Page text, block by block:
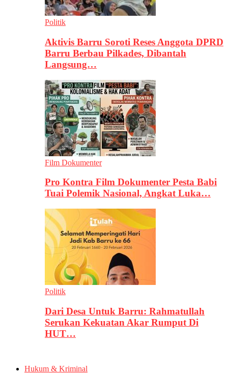
Politik
Aktivis Barru Soroti Reses Anggota DPRD
Barru Berbau Pilkades, Dibantah
Langsung…
Film Dokumenter
Pro Kontra Film Dokumenter Pesta Babi
Tuai Polemik Nasional, Angkat Luka…
Politik
Dari Desa Untuk Barru: Rahmatullah
Serukan Kekuatan Akar Rumput Di
HUT…
Hukum & Kriminal